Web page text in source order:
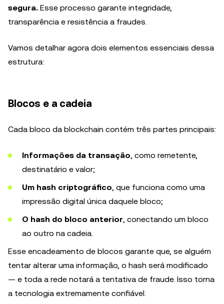
segura. Esse processo garante integridade,
transparência e resistência a fraudes.
Vamos detalhar agora dois elementos essenciais dessa
estrutura:
Blocos e a cadeia
Cada bloco da blockchain contém três partes principais:
Informações da transação, como remetente,
destinatário e valor;
Um hash criptográfico, que funciona como uma
impressão digital única daquele bloco;
O hash do bloco anterior, conectando um bloco
ao outro na cadeia.
Esse encadeamento de blocos garante que, se alguém
tentar alterar uma informação, o hash será modificado
— e toda a rede notará a tentativa de fraude. Isso torna
a tecnologia extremamente confiável.